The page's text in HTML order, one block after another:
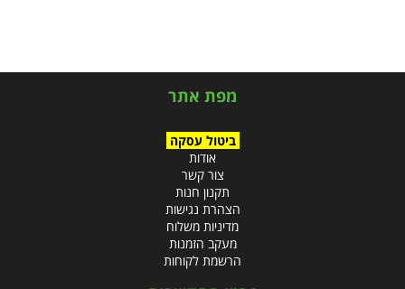
מפת אתר
ביטול עסקה
אודות
צור קשר
תקנון חנות
הצהרת נגישות
מדיניות משלוח
מעקב הזמנות
הרשמת לקוחות